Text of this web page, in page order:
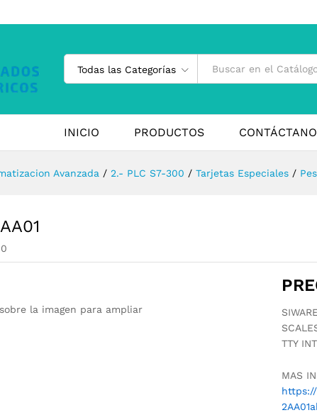
Todas las Categorías
INICIO PRODUCTOS
Avanzada / 2.- PLC S7-300 / Tarjetas Especiales /
la imagen para ampliar
TTY
MAS